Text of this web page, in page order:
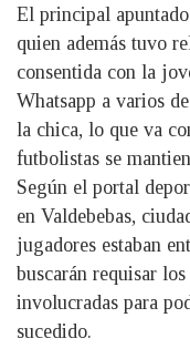
El principal
quien además tuvo
consentida con la
Whatsapp a varios
la chica, lo que va
futbolistas se
Según el portal
en Valdebebas,
jugadores estaban
buscarán requisar
involucradas para
sucedido.